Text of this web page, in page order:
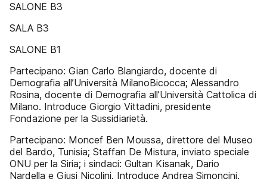
SALONE B3
SALA B3
SALONE B1
Partecipano: Gian Carlo Blangiardo, docente di
Demografia all’Università MilanoBicocca; Alessandro
Rosina, docente di Demografia all’Università Cattolica di
Milano. Introduce Giorgio Vittadini, presidente
Fondazione per la Sussidiarietà.
Partecipano: Moncef Ben Moussa, direttore del Museo
del Bardo, Tunisia; Staffan De Mistura, inviato speciale
ONU per la Siria; i sindaci: Gultan Kisanak, Dario
Nardella e Giusi Nicolini. Introduce Andrea Simoncini.